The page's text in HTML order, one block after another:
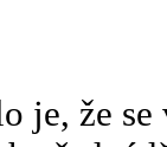
je, že